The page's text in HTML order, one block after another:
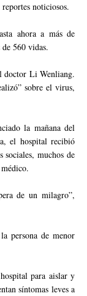
noticiosos.
ahora a más de
560 vidas.
doctor Li Wenliang.
sobre el virus,
la mañana del
el hospital recibió
sociales, muchos de
de un milagro”,
persona de menor
para aislar y
síntomas leves a